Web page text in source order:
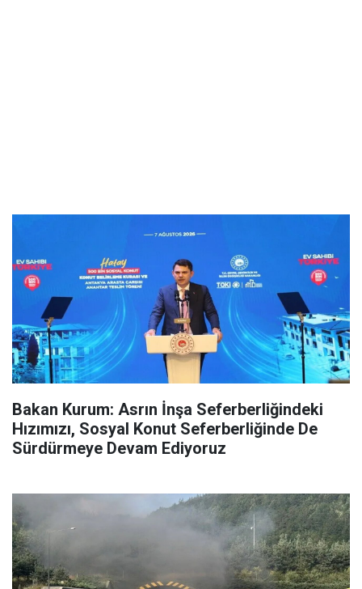
Bakan Kurum: Asrın İnşa Seferberliğindeki
Hızımızı, Sosyal Konut Seferberliğinde De
Sürdürmeye Devam Ediyoruz